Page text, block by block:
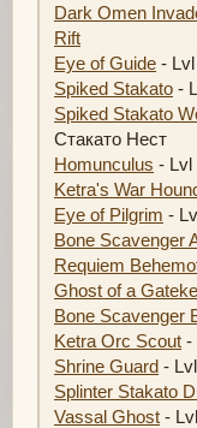
Dark Omen
Rift
Eye of Guide -
Spiked Stakato -
Spiked Stakato
Стакато Нест
Homunculus - Lvl
Ketra's War
Eye of Pilgrim -
Bone Scavenger
Requiem
Ghost of a
Bone Scavenger
Ketra Orc Scout -
Shrine Guard -
Splinter Stakato
Vassal Ghost -